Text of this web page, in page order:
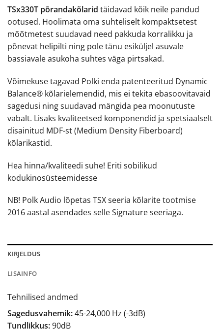
TSx330T põrandakõlarid täidavad kõik neile pandud
ootused. Hoolimata oma suhteliselt kompaktsetest
mõõtmetest suudavad need pakkuda korralikku ja
põnevat helipilti ning pole tänu esiküljel asuvale
bassiavale asukoha suhtes väga pirtsakad.
Võimekuse tagavad Polki enda patenteeritud Dynamic
Balance® kõlarielemendid, mis ei tekita ebasoovitavaid
sagedusi ning suudavad mängida pea moonutuste
vabalt. Lisaks kvaliteetsed komponendid ja spetsiaalselt
disainitud MDF-st (Medium Density Fiberboard)
kõlarikastid.
Hea hinna/kvaliteedi suhe! Eriti sobilikud
kodukinosüsteemidesse
NB! Polk Audio lõpetas TSX seeria kõlarite tootmise
2016 aastal asendades selle Signature seeriaga.
KIRJELDUS
LISAINFO
Tehnilised andmed
Sagedusvahemik:45-24,000 Hz (-3dB)
Tundlikkus:90dB